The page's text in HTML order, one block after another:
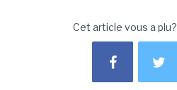
Cet article vous a plu?